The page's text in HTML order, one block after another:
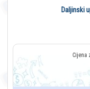
Daljinski